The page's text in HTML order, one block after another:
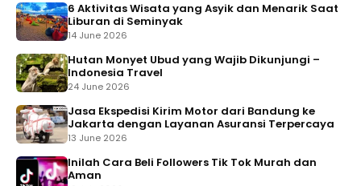
6 Aktivitas Wisata yang Asyik dan Menarik Saat
Liburan di Seminyak
14 June 2026
Hutan Monyet Ubud yang Wajib Dikunjungi –
Indonesia Travel
24 June 2026
Jasa Ekspedisi Kirim Motor dari Bandung ke
Jakarta dengan Layanan Asuransi Terpercaya
13 June 2026
Inilah Cara Beli Followers Tik Tok Murah dan
Aman